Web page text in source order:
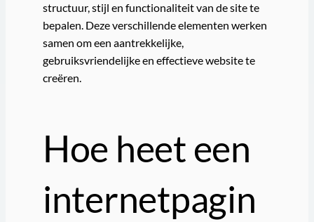
structuur, stijl en functionaliteit van de site te
bepalen. Deze verschillende elementen werken
samen om een aantrekkelijke,
gebruiksvriendelijke en effectieve website te
creëren.
Hoe heet een
internetpagin